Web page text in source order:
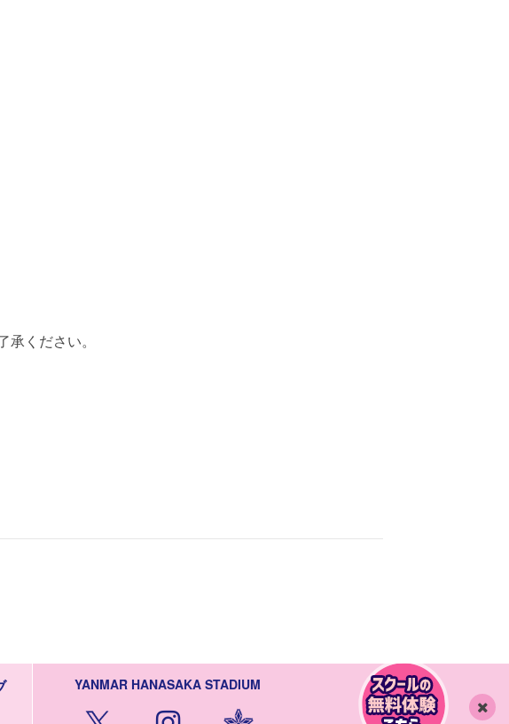
ください。
YANMAR HANASAKA STADIUM